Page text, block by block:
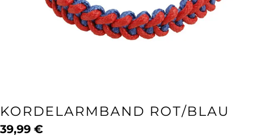
KORDELARMBAND ROT/BLAU
39,99 €